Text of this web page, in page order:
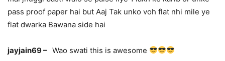
pass proof paper hai but Aaj Tak unko voh flat nhi mile ye
flat dwarka Bawana side hai
jayjain69 – Wao swati this is awesome